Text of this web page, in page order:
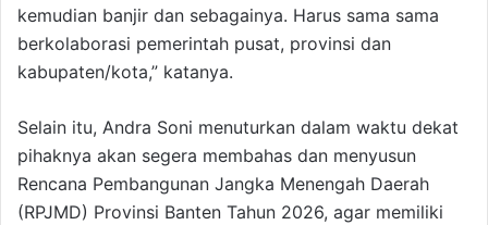
kemudian banjir dan sebagainya. Harus sama sama
berkolaborasi pemerintah pusat, provinsi dan
kabupaten/kota,” katanya.
Selain itu, Andra Soni menuturkan dalam waktu dekat
pihaknya akan segera membahas dan menyusun
Rencana Pembangunan Jangka Menengah Daerah
(RPJMD) Provinsi Banten Tahun 2026, agar memiliki